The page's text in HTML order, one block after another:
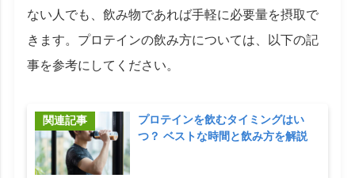
ない人でも、飲み物であれば手軽に必要量を摂取で
きます。プロテインの飲み方については、以下の記
事を参考にしてください。
プロテインを飲むタイミングはい
つ？ ベストな時間と飲み方を解説